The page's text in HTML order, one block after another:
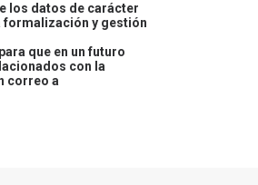
los datos de carácter
formalización y gestión
que en un futuro
con la
correo a